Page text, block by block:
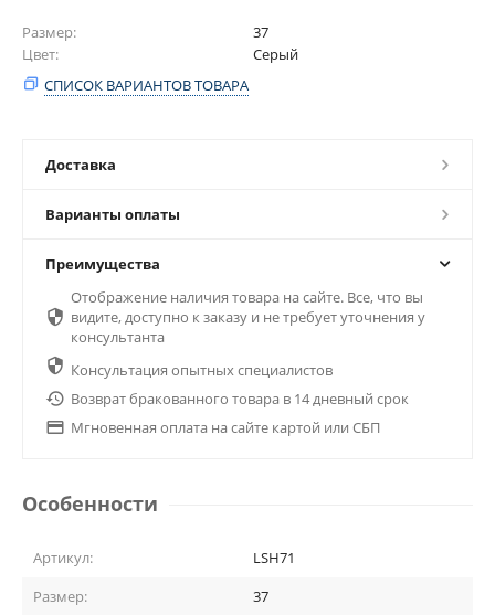
Размер
37
Цвет
Серый
СПИСОК ВАРИАНТОВ ТОВАРА
Доставка
Варианты оплаты
Преимущества

Отображение наличия товара на сайте. Все, что вы
видите, доступно к заказу и не требует уточнения у
консультанта
 Консультация опытных специалистов
 Возврат бракованного товара в 14 дневный срок
 Мгновенная оплата на сайте картой или СБП
Особенности
Артикул:
LSH71
Размер:
37